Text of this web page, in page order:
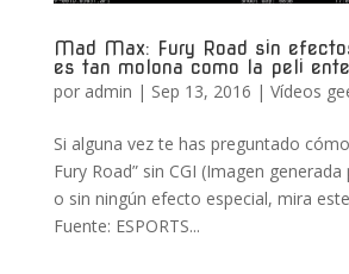
Mad Max: Fury Road sin
es tan molona como la peli
por admin | Sep 13, 2016 | Vídeos
Si alguna vez te has preguntado
Fury Road” sin CGI (Imagen
o sin ningún efecto especial, mira
Fuente: ESPORTS...